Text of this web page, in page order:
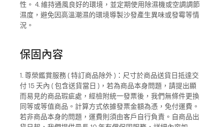
性。 4. 維持通風良好的環境，並定期使用除濕機或空調調節
濕度，避免因高溫潮濕的環境導製沙發產生異味或發霉等情
況。
保固內容
1. 尊榮鑑賞服務 ( 特訂商品除外 )：尺寸於商品送貨日抵達交
付 15 天內 ( 包含送貨當日 )，若為商品本身問題，請提出顯
而易見的商品瑕疵處，經檢附統一發票後，我們無條件更換
同等或等值商品。計算方式依據發票金額為憑，免付運費。
若非商品本身的問題，運費則須由客戶自行負責。自商品出